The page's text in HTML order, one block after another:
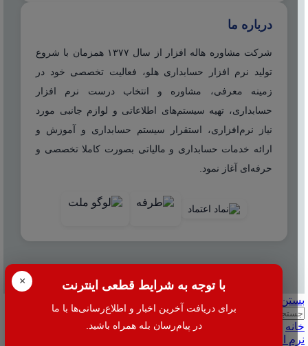
× با توجه به شرایط قطعی اینترنت
برای دریافت آخرین اخبار و اطلاع‌رسانی‌ها با ما
در پیام‌رسان بله همراه باشید.
درباره ما
شرکت مشاوره هاله افزار از سال ۱۳۷۷ همزمان با شروع
تولید نرم افزار حسابداری هلو، فعالیت تخصصی خود در
زمینه معرفی، مشاوره و انتخاب درست نرم افزار
حسابداری، تهیه سیستم‌های اطلاعاتی و لوازم جانبی مورد
نیاز نرم‌افزاری، استقرار سیستم حسابداری و آموزش و
ارائه خدمات حسابداری و مالیاتی بصورت کاملا تخصصی و
حرفه‌ای آغاز نمود.
بستن
جستجو
خانه
نرم افزار